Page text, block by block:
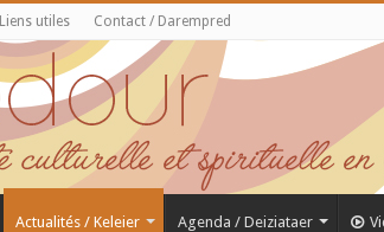
Liens utiles Contact / Darempred
Actualités / Keleier Agenda / Deiziataer